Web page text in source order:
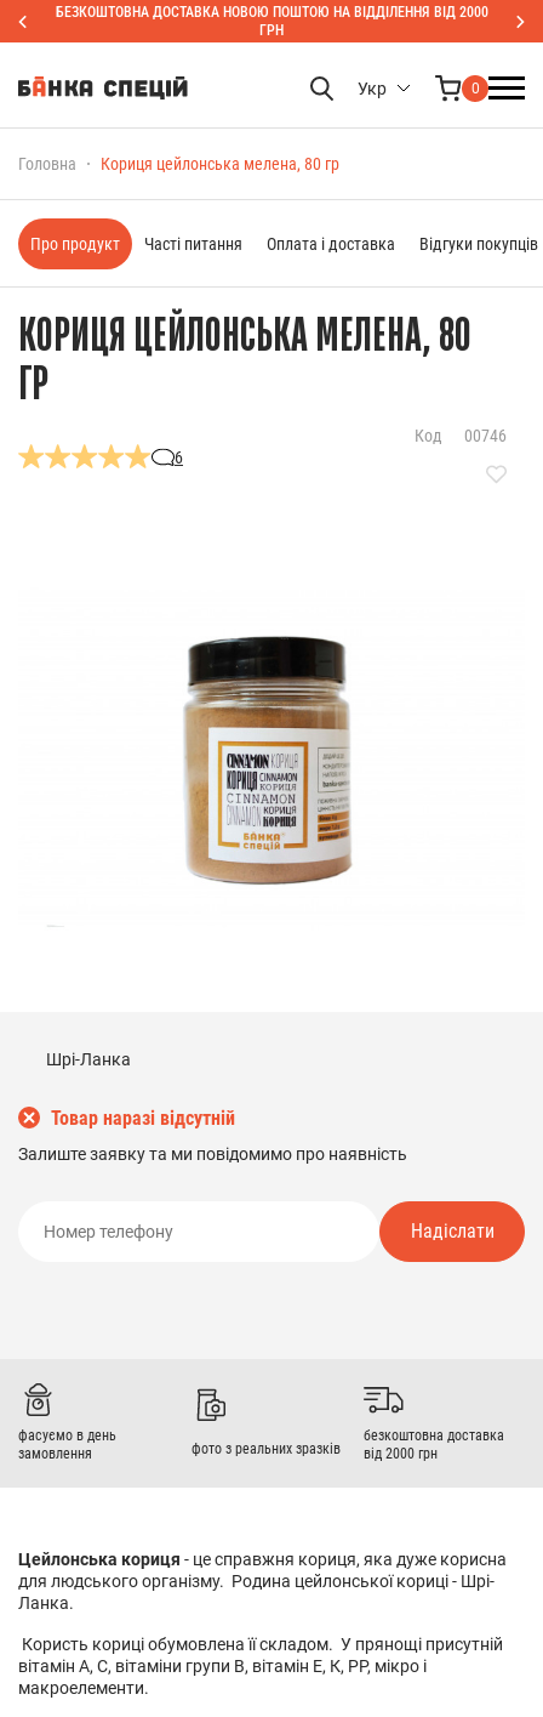
БЕЗКОШТОВНА ДОСТАВКА НОВОЮ ПОШТОЮ НА ВІДДІЛЕННЯ ВІД 2000
ГРН
Укр 0
Головна Кориця цейлонська мелена, 80 гр
КОРИЦЯ ЦЕЙЛОНСЬКА МЕЛЕНА, 80
ГР
6
Код 00746
Шрі-Ланка
Товар наразі відсутній
Залиште заявку та ми повідомимо про наявність
Надіслати
Про продукт Часті питання Оплата і доставка Відгуки покупців
фасуємо в день
замовлення
фото з реальних зразків
безкоштовна доставка
від 2000 грн
Цейлонська кориця - це справжня кориця, яка дуже корисна
для людського організму. Родина цейлонської кориці - Шрі-
Ланка.
Користь кориці обумовлена ​​її складом. У прянощі присутній
вітамін А, С, вітаміни групи В, вітамін Е, К, РР, мікро і
макроелементи.